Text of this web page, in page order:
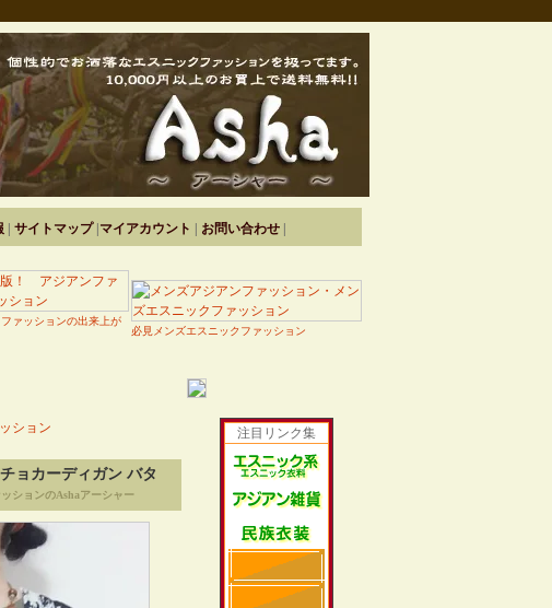
サイトマップ| マイアカウント お問い合わせ|
ァッションの出来上が
必見メンズエスニックファッション
ション
ョカーディガン バタ
ションのAshaアーシャー
注目リンク集